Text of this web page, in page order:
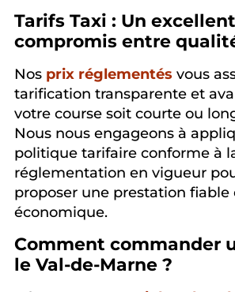
Tarifs Taxi : Un excellent
compromis entre
Nos prix réglementés vous
tarification transparente et
votre course soit courte ou
Nous nous engageons à
politique tarifaire conforme à
réglementation en vigueur
proposer une prestation fiable
économique.
Comment commander
le Val-de-Marne ?